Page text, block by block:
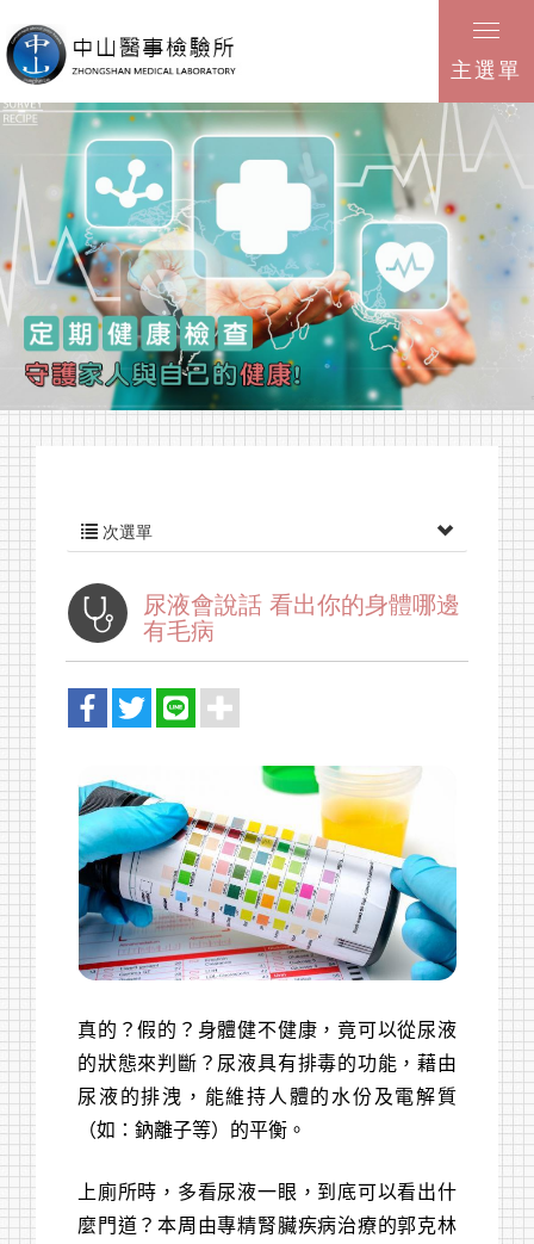
主選單
次選單
尿液會說話 看出你的身體哪邊
有毛病
真的？假的？身體健不健康，竟可以從尿液
的狀態來判斷？尿液具有排毒的功能，藉由
尿液的排洩，能維持人體的水份及電解質
（如：鈉離子等）的平衡。
上廁所時，多看尿液一眼，到底可以看出什
麼門道？本周由專精腎臟疾病治療的郭克林